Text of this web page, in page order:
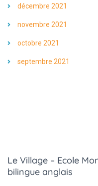
décembre 2021
novembre 2021
octobre 2021
septembre 2021
Le Village – Ecole
bilingue anglais